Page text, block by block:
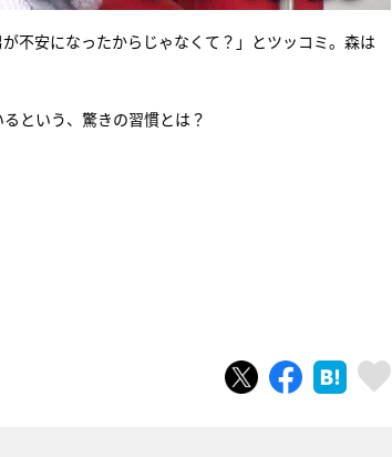
不安になったからじゃなくて？」とツッコミ。森は
という、驚きの習慣とは？
ツイートシェア はてブ